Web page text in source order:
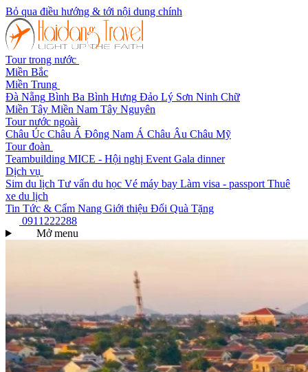
Bỏ qua điều hướng & tới nội dung chính
Tour trong nước
Miền Bắc
Miền Trung
Đà Nẵng Bình Ba Bình Hưng Đảo Lý Sơn Ninh Chữ
Miền Tây Miền Nam Tây Nguyên
Tour nước ngoài
Châu Úc Châu Á Đông Nam Á Châu Âu Châu Mỹ
Tour đoàn
Teambuilding MICE - Hội nghị Event Gala dinner
Dịch vụ
Sim du lịch Tư vấn du học Vé máy bay Làm visa - passport Thuê
xe du lịch
Tin Tức & Cẩm Nang Giới thiệu Đổi Quà Tặng
0911222288
Mở menu